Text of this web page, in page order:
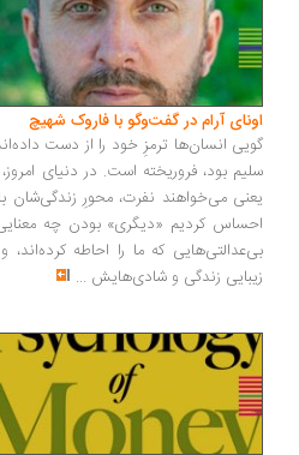
آرام در گفت‌وگو با فاروک شهیچ‭
انسان‌ها ترمزِ خود را از دست داده‌اند و
بود، فروریخته است. در دنیای امروز، همه
می‌خواهند نفرت، محورِ زندگی‌شان
کردیم «دیگری» بودن چه معنایی
که ما را احاطه کرده‌اند، و در
زندگی و شادی‌هایش...